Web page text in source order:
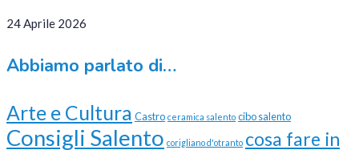
24 Aprile 2026
Abbiamo parlato di…
Arte e Cultura Castro ceramica salento cibo salento
Consigli Salento corigliano d'otranto cosa fare in